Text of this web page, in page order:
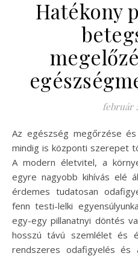
Hatékony
február
Az egészség megőrzése és a betegségek megelőzése
mindig is központi szerepet
A modern életvitel, a
egyre nagyobb kihívás elé
érdemes tudatosan
fenn testi-lelki
egy-egy pillanatnyi döntés
hosszú távú szemlélet és
rendszeres odafigyelés és